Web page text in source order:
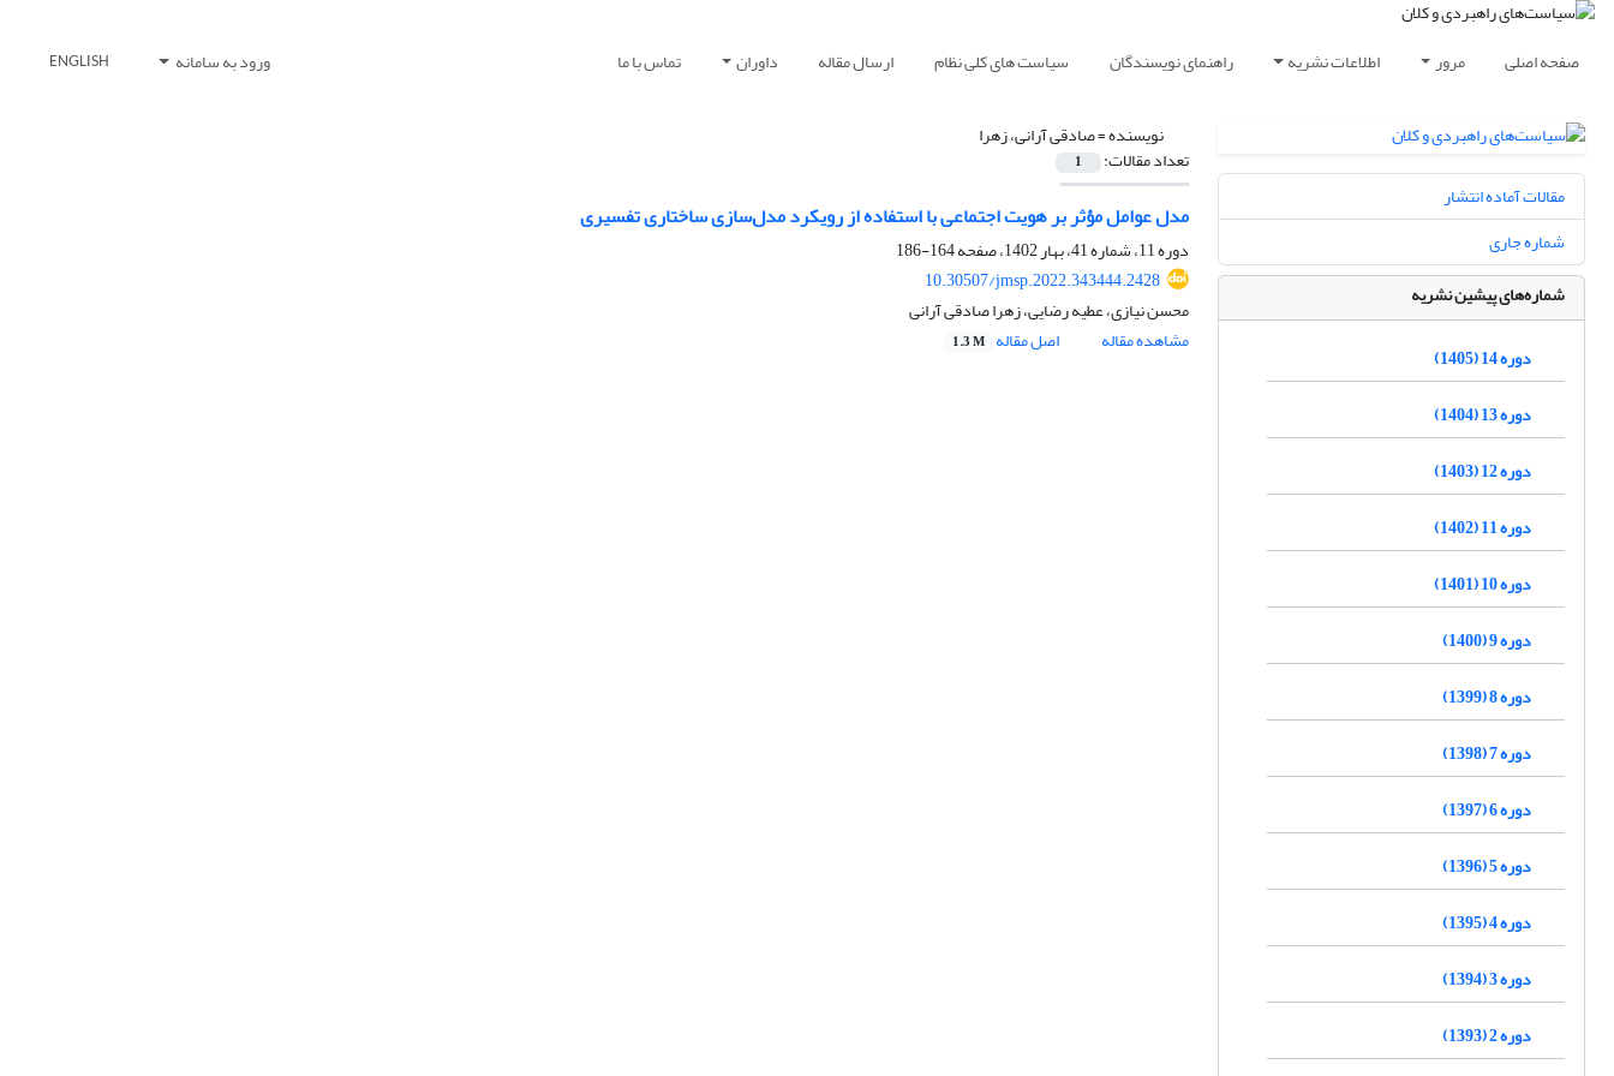
صفحه اصلی مرور اطلاعات نشریه راهنمای نویسندگان سیاست های کلی نظام ارسال مقاله داوران تماس با ما ورود به سامانه ENGLISH
نویسنده =صادقی آرانی، زهرا
تعداد مقالات: 1
مدل عوامل مؤثر بر هویت اجتماعی با استفاده از رویکرد مدل‌سازی ساختاری تفسیری
دوره 11، شماره 41، بهار 1402، صفحه
164-186
10.30507/jmsp.2022.343444.2428
محسن نیازی، عطیه رضایی، زهرا صادقی آرانی
مشاهده مقاله
اصل مقاله 1.3 M
مقالات آماده انتشار
شماره جاری
شماره‌های پیشین نشریه
دوره 14 (1405)
دوره 13 (1404)
دوره 12 (1403)
دوره 11 (1402)
دوره 10 (1401)
دوره 9 (1400)
دوره 8 (1399)
دوره 7 (1398)
دوره 6 (1397)
دوره 5 (1396)
دوره 4 (1395)
دوره 3 (1394)
دوره 2 (1393)